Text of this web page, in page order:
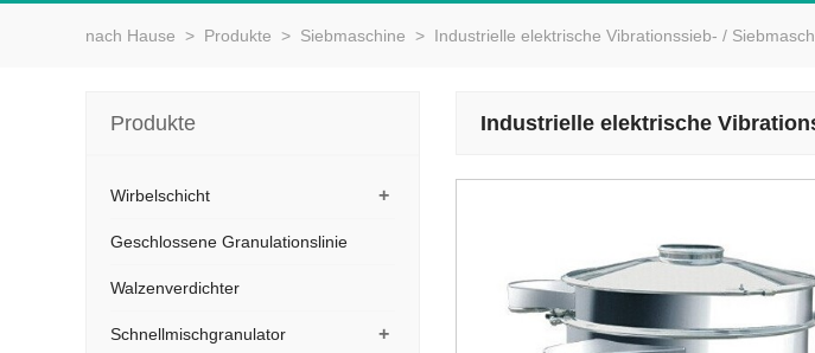
nach Hause > Produkte > Siebmaschine > Industrielle elektrische Vibrationssieb- /
Industrielle elektrische
Produkte
+
Wirbelschicht
Geschlossene Granulationslinie
Walzenverdichter
+
Schnellmischgranulator